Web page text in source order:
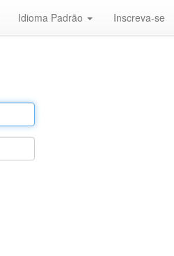
Idioma Padrão Inscreva-se